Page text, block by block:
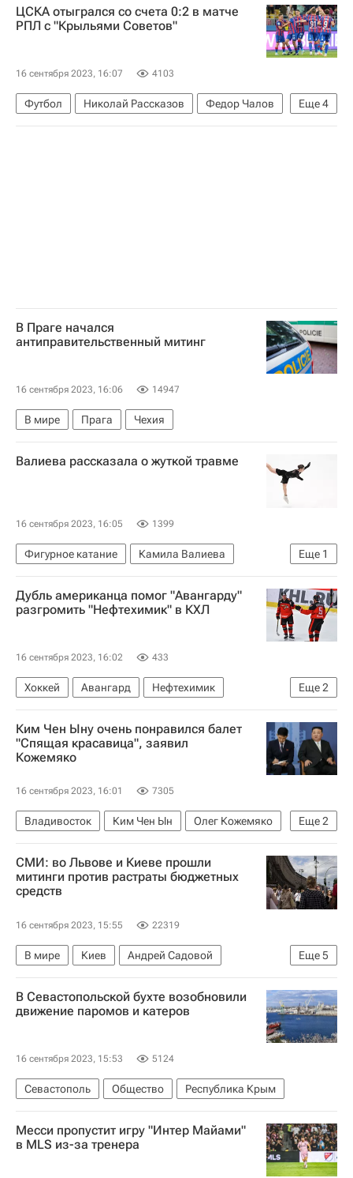
ЦСКА отыгрался со счета 0:2 в матче
РПЛ с "Крыльями Советов"
16 сентября 2023, 16:07 4103
Еще4
Футбол Николай Рассказов
Федор Чалов
Антон Заболотный
Крылья Советов
В Праге начался
антиправительственный митинг
16 сентября 2023, 16:06 14947
В мире Прага Чехия
Валиева рассказала о жуткой травме
16 сентября 2023, 16:05 1399
Еще 1
Фигурное катание
Камила Валиева
Олимпийские игры
Дубль американца помог "Авангарду"
разгромить "Нефтехимик" в КХЛ
16 сентября 2023, 16:02 433
Еще2
Хоккей Авангард
Нефтехимик
Рид Буше
Омск
Ким Чен Ыну очень понравился балет
"Спящая красавица", заявил
Кожемяко
16 сентября 2023, 16:01 7305
Еще2
Владивосток Ким Чен Ын
Олег Кожемяко
Приморский край
КНДР
СМИ: во Львове и Киеве прошли
митинги против растраты бюджетных
средств
16 сентября 2023, 15:55 22319
Еще5
В мире Киев
Андрей Садовой
Вооруженные силы Украины
Денис Шмыгаль
Львов
Одесса ЖКХ
В Севастопольской бухте возобновили
движение паромов и катеров
16 сентября 2023, 15:53 5124
Севастополь Общество Республика Крым
Месси пропустит игру "Интер Майами"
в MLS из-за тренера